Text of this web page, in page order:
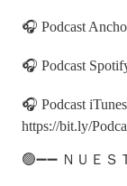
🎧 Podcast
🎧 Podcast
🎧 Podcast
https://bit.ly/
🟢➖➖ ＮＵＥＳ